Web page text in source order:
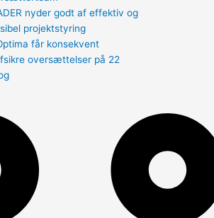
nyder godt af effektiv og
projektstyring
får konsekvent
oversættelser på 22